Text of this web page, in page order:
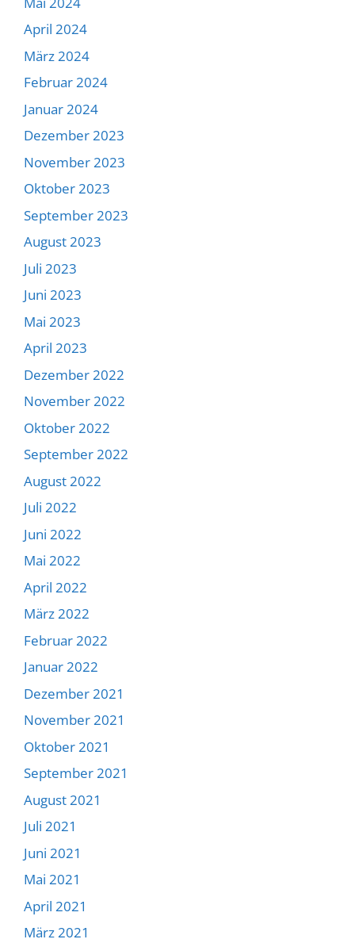
April 2024
März 2024
Februar 2024
Januar 2024
Dezember 2023
November 2023
Oktober 2023
September 2023
August 2023
Juli 2023
Juni 2023
Mai 2023
April 2023
Dezember 2022
November 2022
Oktober 2022
September 2022
August 2022
Juli 2022
Juni 2022
Mai 2022
April 2022
März 2022
Februar 2022
Januar 2022
Dezember 2021
November 2021
Oktober 2021
September 2021
August 2021
Juli 2021
Juni 2021
Mai 2021
April 2021
März 2021